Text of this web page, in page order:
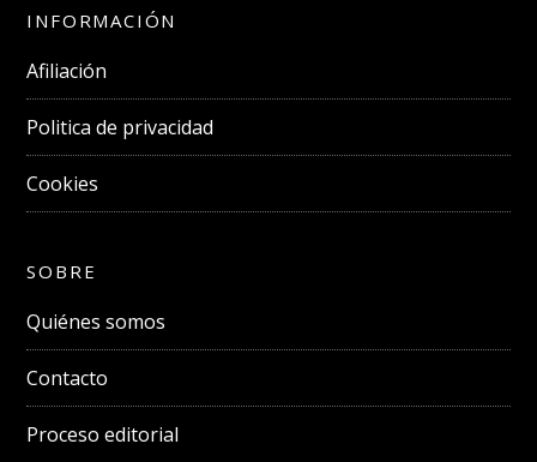
INFORMACIÓN
Afiliación
Politica de privacidad
Cookies
SOBRE
Quiénes somos
Contacto
Proceso editorial